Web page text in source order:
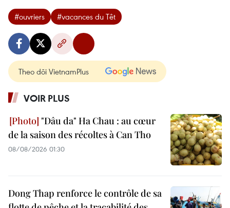
#ouvriers #vacances du Têt
Theo dõi VietnamPlus
VOIR PLUS
"Dâu da" Ha Chau : au cœur
de la saison des récoltes à Can Tho
08/08/2026 01:30
Dong Thap renforce le contrôle de sa